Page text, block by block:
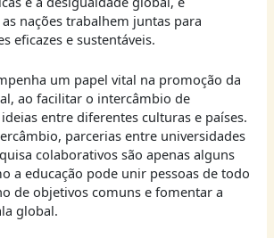
nações trabalhem juntas para
eficazes e sustentáveis.
um papel vital na promoção da
ao facilitar o intercâmbio de
entre diferentes culturas e países.
parcerias entre universidades
colaborativos são apenas alguns
a educação pode unir pessoas de todo
de objetivos comuns e fomentar a
global.